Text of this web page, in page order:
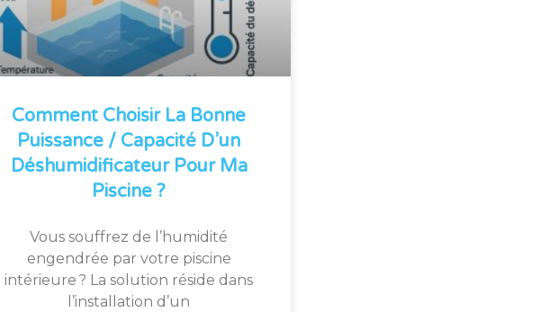
Comment Choisir La Bonne
Puissance / Capacité D’un
Déshumidificateur Pour Ma
Piscine ?
Vous souffrez de l’humidité
engendrée par votre piscine
intérieure ? La solution réside dans
l’installation d’un